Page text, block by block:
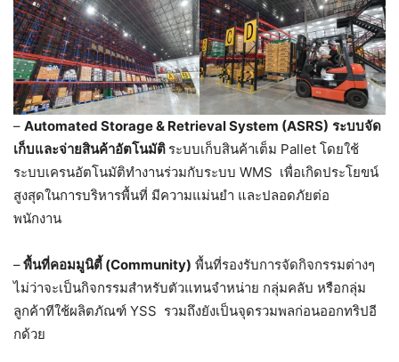
– Automated Storage & Retrieval System (ASRS) ระบบจัด
เก็บและจ่ายสินค้าอัตโนมัติ ระบบเก็บสินค้าเต็ม Pallet โดยใช้
ระบบเครนอัตโนมัติทำงานร่วมกับระบบ WMS เพื่อเกิดประโยขน์
สูงสุดในการบริหารพื้นที่ มีความแม่นยำ และปลอดภัยต่อ
พนักงาน
–พื้นที่คอมมูนิตี้ (Community) พื้นที่รองรับการจัดกิจกรรมต่างๆ
ไม่ว่าจะเป็นกิจกรรมสำหรับตัวแทนจำหน่าย กลุ่มคลับ หรือกลุ่ม
ลูกค้าทีใช้ผลิตภัณฑ์ YSS รวมถึงยังเป็นจุดรวมพลก่อนออกทริปอี
กด้วย